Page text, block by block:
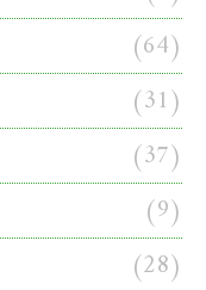
(64)
(31)
(37)
(9)
(28)